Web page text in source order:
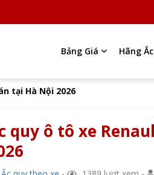
Bảng Giá Hãng
tại Hà Nội 2026
quy ô tô xe